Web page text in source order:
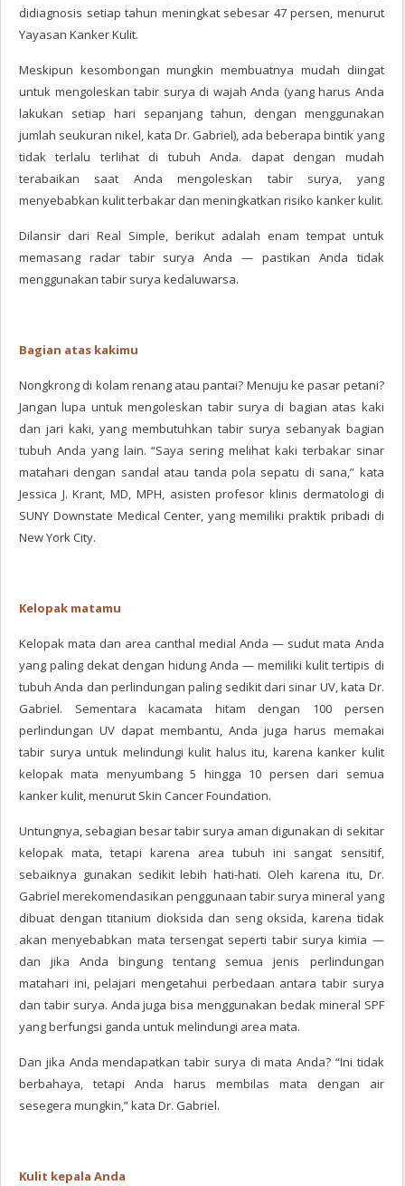
didiagnosis setiap tahun meningkat sebesar 47 persen, menurut
Yayasan Kanker Kulit.
Meskipun kesombongan mungkin membuatnya mudah diingat
untuk mengoleskan tabir surya di wajah Anda (yang harus Anda
lakukan setiap hari sepanjang tahun, dengan menggunakan
jumlah seukuran nikel, kata Dr. Gabriel), ada beberapa bintik yang
tidak terlalu terlihat di tubuh Anda. dapat dengan mudah
terabaikan saat Anda mengoleskan tabir surya, yang
menyebabkan kulit terbakar dan meningkatkan risiko kanker kulit.
Dilansir dari Real Simple, berikut adalah enam tempat untuk
memasang radar tabir surya Anda — pastikan Anda tidak
menggunakan tabir surya kedaluwarsa.
Bagian atas kakimu
Nongkrong di kolam renang atau pantai? Menuju ke pasar petani?
Jangan lupa untuk mengoleskan tabir surya di bagian atas kaki
dan jari kaki, yang membutuhkan tabir surya sebanyak bagian
tubuh Anda yang lain. “Saya sering melihat kaki terbakar sinar
matahari dengan sandal atau tanda pola sepatu di sana,” kata
Jessica J. Krant, MD, MPH, asisten profesor klinis dermatologi di
SUNY Downstate Medical Center, yang memiliki praktik pribadi di
New York City.
Kelopak matamu
Kelopak mata dan area canthal medial Anda — sudut mata Anda
yang paling dekat dengan hidung Anda — memiliki kulit tertipis di
tubuh Anda dan perlindungan paling sedikit dari sinar UV, kata Dr.
Gabriel. Sementara kacamata hitam dengan 100 persen
perlindungan UV dapat membantu, Anda juga harus memakai
tabir surya untuk melindungi kulit halus itu, karena kanker kulit
kelopak mata menyumbang 5 hingga 10 persen dari semua
kanker kulit, menurut Skin Cancer Foundation.
Untungnya, sebagian besar tabir surya aman digunakan di sekitar
kelopak mata, tetapi karena area tubuh ini sangat sensitif,
sebaiknya gunakan sedikit lebih hati-hati. Oleh karena itu, Dr.
Gabriel merekomendasikan penggunaan tabir surya mineral yang
dibuat dengan titanium dioksida dan seng oksida, karena tidak
akan menyebabkan mata tersengat seperti tabir surya kimia —
dan jika Anda bingung tentang semua jenis perlindungan
matahari ini, pelajari mengetahui perbedaan antara tabir surya
dan tabir surya. Anda juga bisa menggunakan bedak mineral SPF
yang berfungsi ganda untuk melindungi area mata.
Dan jika Anda mendapatkan tabir surya di mata Anda? “Ini tidak
berbahaya, tetapi Anda harus membilas mata dengan air
sesegera mungkin,” kata Dr. Gabriel.
Kulit kepala Anda